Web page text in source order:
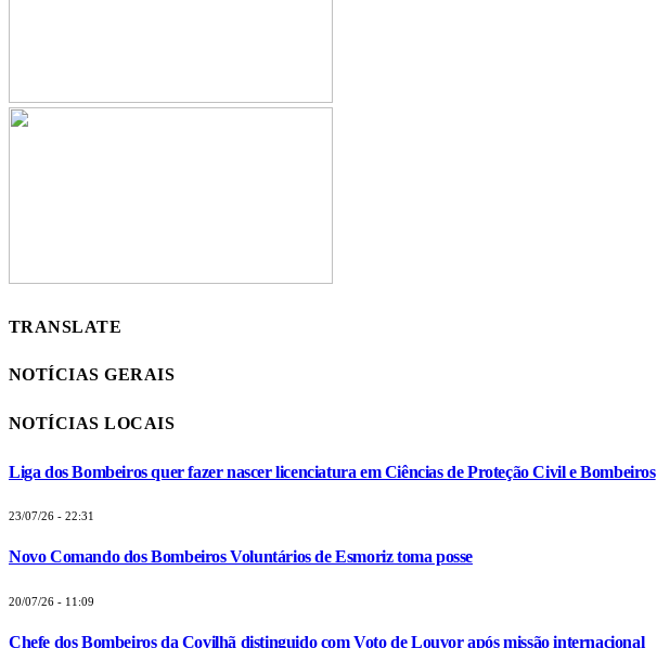
TRANSLATE
NOTÍCIAS GERAIS
NOTÍCIAS LOCAIS
Liga dos Bombeiros quer fazer nascer licenciatura em Ciências de Proteção Civil e Bombeiros
23/07/26 - 22:31
Novo Comando dos Bombeiros Voluntários de Esmoriz toma posse
20/07/26 - 11:09
Chefe dos Bombeiros da Covilhã distinguido com Voto de Louvor após missão internacional